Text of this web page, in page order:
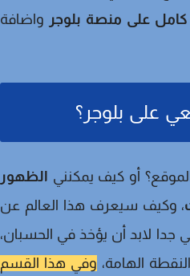
على منصة بلوجرواضافة
على بلوجر؟
أو كيف يمكننيالظهور
سيعرف هذا العالم عن
لابد أن يؤخذ في الحسبان،
الهامة،وفي هذا القسم